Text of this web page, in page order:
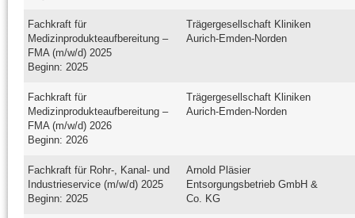
Fachkraft für
Medizinprodukteaufbereitung –
FMA (m/w/d) 2025
Beginn: 2025
Trägergesellschaft Kliniken
Aurich-Emden-Norden
Fachkraft für
Medizinprodukteaufbereitung –
FMA (m/w/d) 2026
Beginn: 2026
Trägergesellschaft Kliniken
Aurich-Emden-Norden
Fachkraft für Rohr-, Kanal- und
Industrieservice (m/w/d) 2025
Beginn: 2025
Arnold Pläsier
Entsorgungsbetrieb GmbH &
Co. KG